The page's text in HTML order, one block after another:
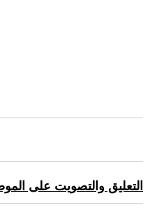
التعليق والتصويت على